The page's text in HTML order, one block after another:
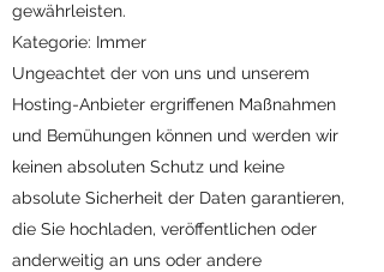
gewährleisten.
Kategorie: Immer
Ungeachtet der von uns und unserem
Hosting-Anbieter ergriffenen Maßnahmen
und Bemühungen können und werden wir
keinen absoluten Schutz und keine
absolute Sicherheit der Daten garantieren,
die Sie hochladen, veröffentlichen oder
anderweitig an uns oder andere